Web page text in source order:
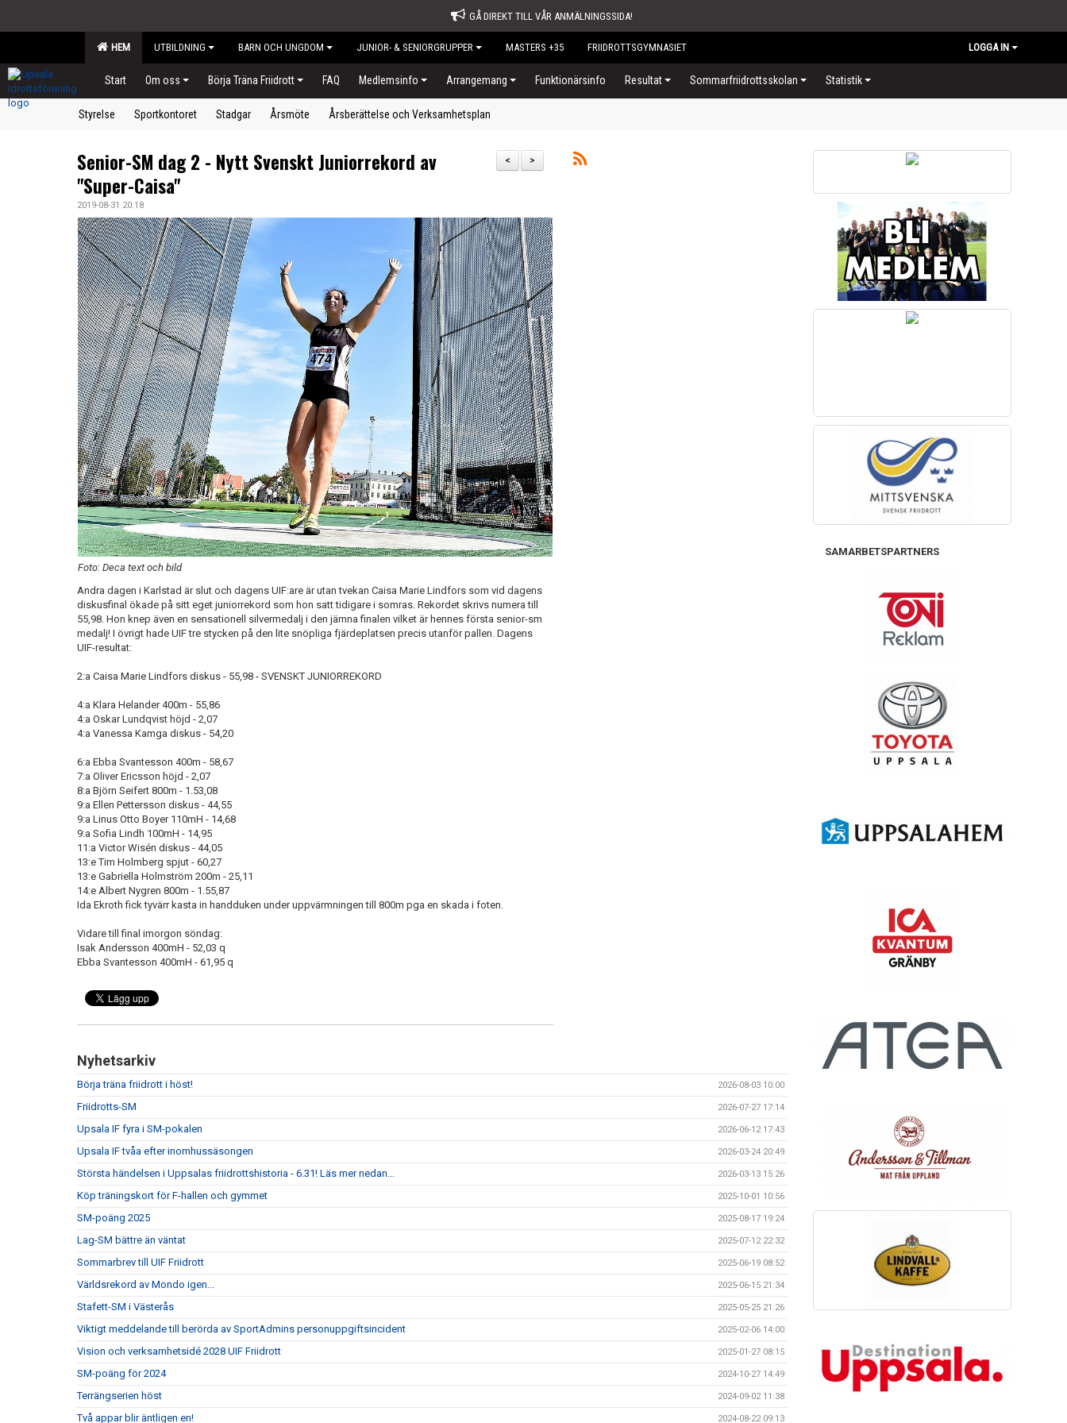
GÅ DIREKT TILL VÅR ANMÄLNINGSSIDA!
HEM UTBILDNING BARN OCH UNGDOM JUNIOR- & SENIORGRUPPER MASTERS +35 FRIIDROTTSGYMNASIET LOGGA IN
Start Om oss Börja Träna Friidrott FAQ Medlemsinfo Arrangemang Funktionärsinfo Resultat Sommarfriidrottsskolan Statistik
Styrelse Sportkontoret Stadgar Årsmöte Årsberättelse och Verksamhetsplan
>
<
Senior-SM dag 2 - Nytt Svenskt Juniorrekord av
"Super-Caisa"
2019-08-31 20:18
Foto: Deca text och bild
Andra dagen i Karlstad är slut och dagens UIF:are är utan tvekan Caisa Marie Lindfors som vid dagens
diskusfinal ökade på sitt eget juniorrekord som hon satt tidigare i somras. Rekordet skrivs numera till
55,98. Hon knep även en sensationell silvermedalj i den jämna finalen vilket är hennes första senior-sm
medalj! I övrigt hade UIF tre stycken på den lite snöpliga fjärdeplatsen precis utanför pallen. Dagens
UIF-resultat:
2:a Caisa Marie Lindfors diskus - 55,98 - SVENSKT JUNIORREKORD
4:a Klara Helander 400m - 55,86
4:a Oskar Lundqvist höjd - 2,07
4:a Vanessa Kamga diskus - 54,20
6:a Ebba Svantesson 400m - 58,67
7:a Oliver Ericsson höjd - 2,07
8:a Björn Seifert 800m - 1.53,08
9:a Ellen Pettersson diskus - 44,55
9:a Linus Otto Boyer 110mH - 14,68
9:a Sofia Lindh 100mH - 14,95
11:a Victor Wisén diskus - 44,05
13:e Tim Holmberg spjut - 60,27
13:e Gabriella Holmström 200m - 25,11
14:e Albert Nygren 800m - 1.55,87
Ida Ekroth fick tyvärr kasta in handduken under uppvärmningen till 800m pga en skada i foten.
Vidare till final imorgon söndag:
Isak Andersson 400mH - 52,03 q
Ebba Svantesson 400mH - 61,95 q
Nyhetsarkiv
Börja träna friidrott i höst! 2026-08-03 10:00
Friidrotts-SM 2026-07-27 17:14
Upsala IF fyra i SM-pokalen 2026-06-12 17:43
Upsala IF tvåa efter inomhussäsongen 2026-03-24 20:49
Största händelsen i Uppsalas friidrottshistoria - 6.31! Läs mer nedan... 2026-03-13 15:26
Köp träningskort för F-hallen och gymmet 2025-10-01 10:56
SM-poäng 2025 2025-08-17 19:24
Lag-SM bättre än väntat 2025-07-12 22:32
Sommarbrev till UIF Friidrott 2025-06-19 08:52
Världsrekord av Mondo igen... 2025-06-15 21:34
Stafett-SM i Västerås 2025-05-25 21:26
Viktigt meddelande till berörda av SportAdmins personuppgiftsincident 2025-02-06 14:00
Vision och verksamhetsidé 2028 UIF Friidrott 2025-01-27 08:15
SM-poäng för 2024 2024-10-27 14:49
Terrängserien höst 2024-09-02 11:38
Två appar blir äntligen en! 2024-08-22 09:13
SAMARBETSPARTNERS